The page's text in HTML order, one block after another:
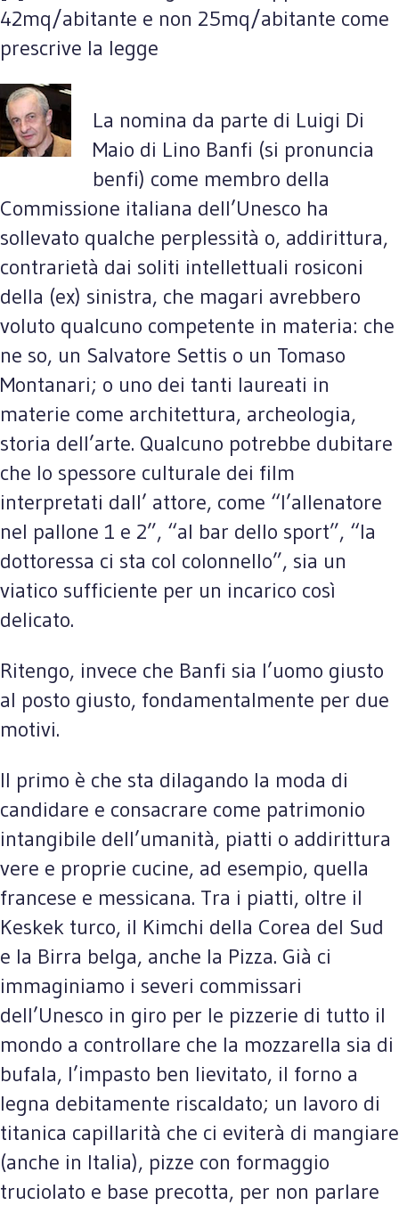
42mq/abitante e non 25mq/abitante come
prescrive la legge
La nomina da parte di Luigi Di
Maio di Lino Banfi (si pronuncia
benfi) come membro della
Commissione italiana dell’Unesco ha
sollevato qualche perplessità o, addirittura,
contrarietà dai soliti intellettuali rosiconi
della (ex) sinistra, che magari avrebbero
voluto qualcuno competente in materia: che
ne so, un Salvatore Settis o un Tomaso
Montanari; o uno dei tanti laureati in
materie come architettura, archeologia,
storia dell’arte. Qualcuno potrebbe dubitare
che lo spessore culturale dei film
interpretati dall’ attore, come “l’allenatore
nel pallone 1 e 2”, “al bar dello sport”, “la
dottoressa ci sta col colonnello”, sia un
viatico sufficiente per un incarico così
delicato.
Ritengo, invece che Banfi sia l’uomo giusto
al posto giusto, fondamentalmente per due
motivi.
Il primo è che sta dilagando la moda di
candidare e consacrare come patrimonio
intangibile dell’umanità, piatti o addirittura
vere e proprie cucine, ad esempio, quella
francese e messicana. Tra i piatti, oltre il
Keskek turco, il Kimchi della Corea del Sud
e la Birra belga, anche la Pizza. Già ci
immaginiamo i severi commissari
dell’Unesco in giro per le pizzerie di tutto il
mondo a controllare che la mozzarella sia di
bufala, l’impasto ben lievitato, il forno a
legna debitamente riscaldato; un lavoro di
titanica capillarità che ci eviterà di mangiare
(anche in Italia), pizze con formaggio
truciolato e base precotta, per non parlare